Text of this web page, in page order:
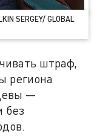
SERGEY/ GLOBAL
штраф,
региона
—
без